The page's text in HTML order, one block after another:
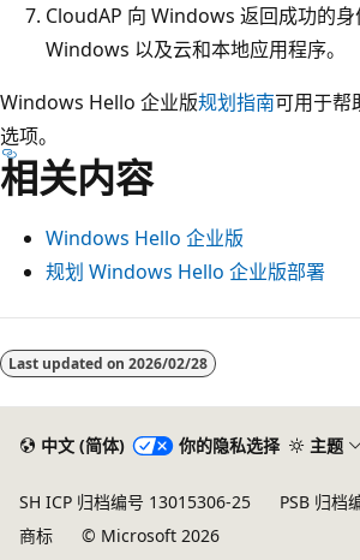
CloudAP 向 Windows 返回成功的
Windows 以及云和本地应用程序。
Windows Hello 企业版规划指南可用于帮
选项。
相关内容
Windows Hello 企业版
规划 Windows Hello 企业版部署
Last updated on 2026/02/28
中文 (简体) 你的隐私选择 主题
SH ICP 归档编号 13015306-25 PSB 归档
商标
© Microsoft 2026